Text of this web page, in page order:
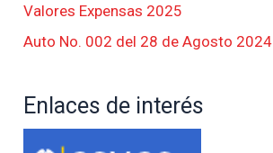
Valores Expensas 2025
Auto No. 002 del 28 de Agosto 2024
Enlaces de interés